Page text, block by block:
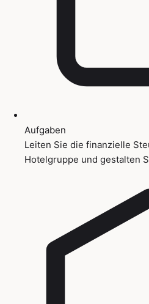
Aufgaben
Leiten Sie die finanzielle
Hotelgruppe und gestalten